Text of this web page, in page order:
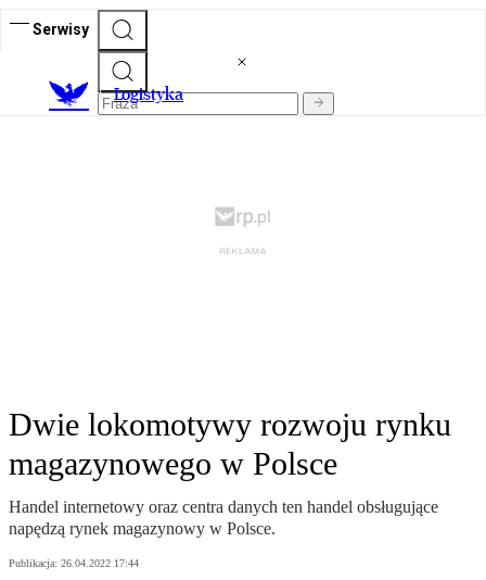
Serwisy
Logistyka
Dwie lokomotywy rozwoju rynku
magazynowego w Polsce
Handel internetowy oraz centra danych ten handel obsługujące
napędzą rynek magazynowy w Polsce.
Publikacja: 26.04.2022 17:44